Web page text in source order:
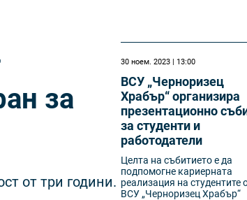
за
от три години.
30 ноем. 2023 | 13:00
ВСУ „Черноризец
Храбър“ организира
презентационно
за студенти и
работодатели
Целта на събитието е да
подпомогне кариерната
реализация на студентите
ВСУ „Черноризец Храбър“